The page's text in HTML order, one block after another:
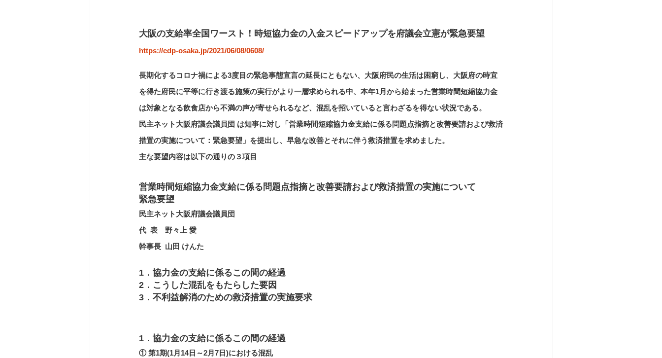
大阪の支給率全国ワースト！時短協力金の入金スピードアップを府議会立憲が緊急要望
https://cdp-osaka.jp/2021/06/08/0608/
長期化するコロナ禍による3度目の緊急事態宣言の延長にともない、大阪府民の生活は困窮し、大阪府の時宜
を得た府民に平等に行き渡る施策の実行がより一層求められる中、本年1月から始まった営業時間短縮協力金
は対象となる飲食店から不満の声が寄せられるなど、混乱を招いていると言わざるを得ない状況である。
民主ネット大阪府議会議員団 は知事に対し「営業時間短縮協力金支給に係る問題点指摘と改善要請および救済
措置の実施について：緊急要望」を提出し、早急な改善とそれに伴う救済措置を求めました。
主な要望内容は以下の通りの３項目
営業時間短縮協力金支給に係る問題点指摘と改善要請および救済措置の実施について
緊急要望
民主ネット大阪府議会議員団
代  表　野々上 愛
幹事長  山田 けんた
1． 協力金の支給に係るこの間の経過
2． こうした混乱をもたらした要因
3． 不利益解消のための救済措置の実施要求
1． 協力金の支給に係るこの間の経過
① 第1期(1月14日～2月7日)における混乱